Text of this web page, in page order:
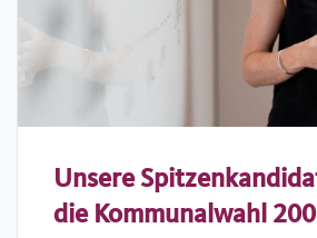
Unsere
die Kommunalwahl